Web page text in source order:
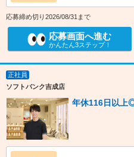
応募締め切り2026/08/31まで
応募画面へ進む
かんたん3ステップ！
正社員
ソフトバンク吉成店
年休116日以上